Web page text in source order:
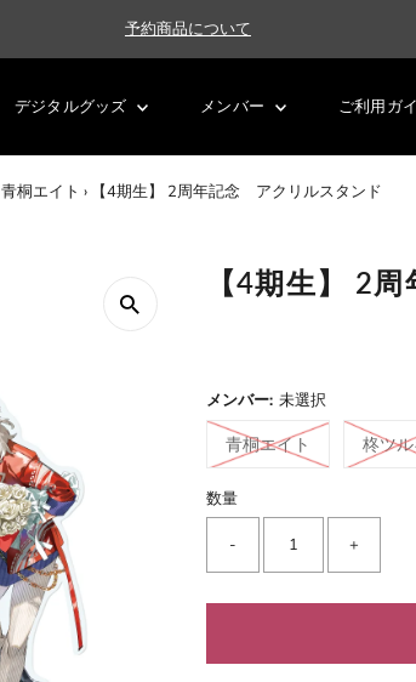
予約商品について
デジタルグッズ メンバー ご利用ガ
青桐エイト › 【4期生】 2周年記念 アクリルスタンド
【4期生】 2
メンバー: 未選択
青桐エイト 柊ツ
数量
- +